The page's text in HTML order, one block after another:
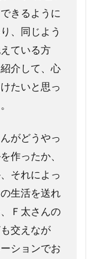
きるように
、同じよう
ている方
介して、心
たいと思っ
がどうやっ
作ったか、
それによっ
生活を送れ
Ｆ太さんの
交えなが
ションでお